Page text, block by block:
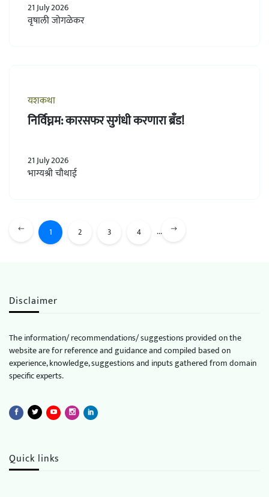
21 July 2026
वृषाली जोगळेकर
यशकथा
निर्विघ्नम: कारसफर सुगंधी करणारा ब्रँड!
21 July 2026
भाग्यश्री चौथाई
1 2 3 4 ...
Disclaimer
The information/ recommendations/ suggestions provided on the
website are for reference and guidance and compiled based on
experience, knowledge, suggestions and inputs gathered from domain
specific experts.
Quick links